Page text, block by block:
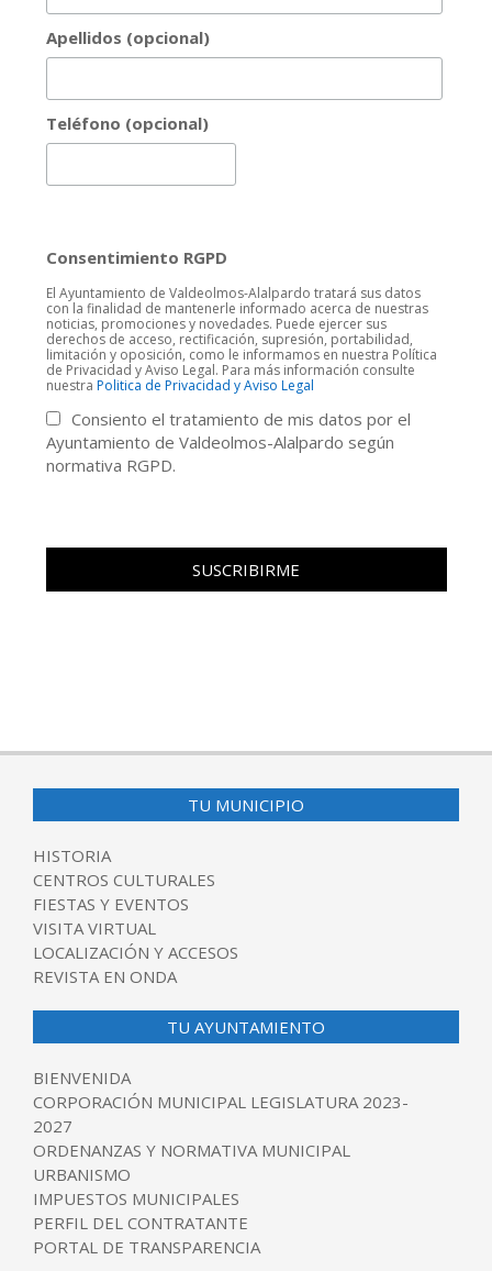
Apellidos (opcional)
Teléfono (opcional)
Consentimiento RGPD
El Ayuntamiento de Valdeolmos-Alalpardo tratará sus datos
con la finalidad de mantenerle informado acerca de nuestras
noticias, promociones y novedades. Puede ejercer sus
derechos de acceso, rectificación, supresión, portabilidad,
limitación y oposición, como le informamos en nuestra Política
de Privacidad y Aviso Legal. Para más información consulte
nuestra Politica de Privacidad y Aviso Legal
Consiento el tratamiento de mis datos por el
Ayuntamiento de Valdeolmos-Alalpardo según
normativa RGPD.
TU MUNICIPIO
HISTORIA
CENTROS CULTURALES
FIESTAS Y EVENTOS
VISITA VIRTUAL
LOCALIZACIÓN Y ACCESOS
REVISTA EN ONDA
TU AYUNTAMIENTO
BIENVENIDA
CORPORACIÓN MUNICIPAL LEGISLATURA 2023-
2027
ORDENANZAS Y NORMATIVA MUNICIPAL
URBANISMO
IMPUESTOS MUNICIPALES
PERFIL DEL CONTRATANTE
PORTAL DE TRANSPARENCIA